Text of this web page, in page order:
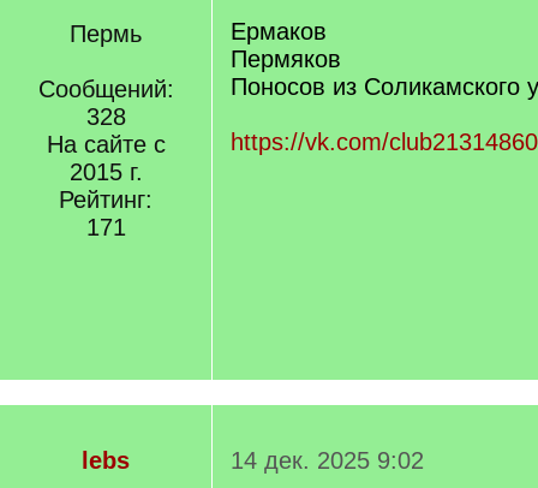
Пермь
Сообщений:
328
На сайте с
2015 г.
Рейтинг:
171
Ермаков
Пермяков
Поносов из Соликамского
https://vk.com/
lebs
14 дек. 2025 9:02